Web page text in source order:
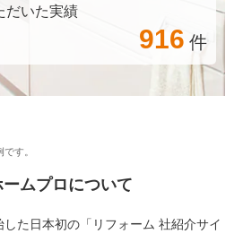
だいた実績
916 件
す。
ームプロについて
た日本初の「リフォーム 社紹介サイ